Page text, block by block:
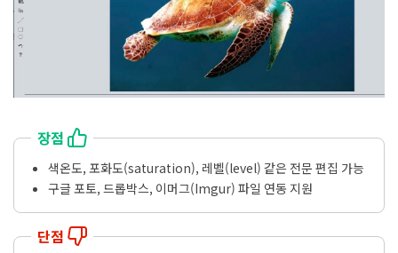
장점
색온도, 포화도(saturation), 레벨(level) 같은 전문 편집 가능
구글 포토, 드롭박스, 이머그(Imgur) 파일 연동 지원
단점